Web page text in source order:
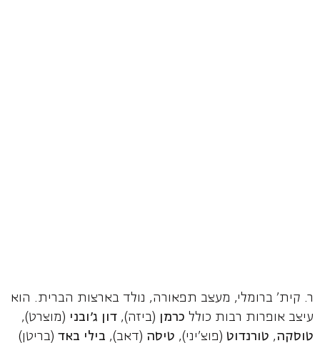
ר. קית' ברומלי, מעצב תפאורה, נולד בארצות הברית. הוא
עיצב אופרות רבות כולל כרמן (ביזה), דון ג'ובני (מוצרט),
טוסקה, טורנדוט (פוצ'יני), טיסה (דאב), בילי באד (בריטן)